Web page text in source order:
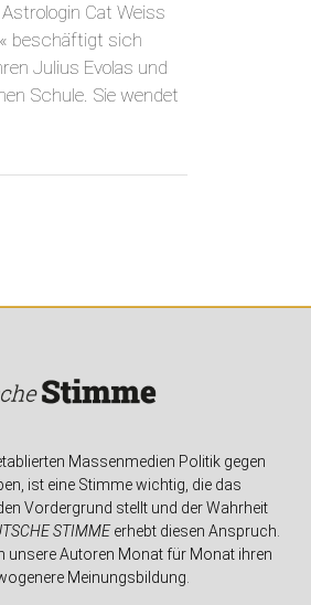
Cat Weiss
beschäftigt sich
Julius Evolas und
Schule. Sie wendet
Massenmedien Politik gegen
ist eine Stimme wichtig, die das
Vordergrund stellt und der Wahrheit
STIMMEerhebt diesen Anspruch.
unsere Autoren Monat für Monat ihren
Meinungsbildung.